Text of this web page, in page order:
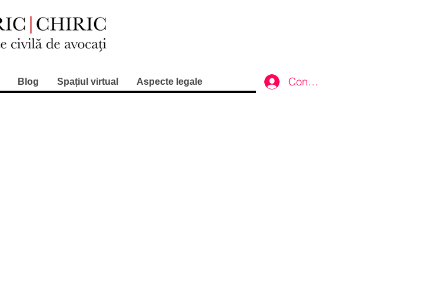
Blog Spațiul virtual Aspecte legale Conectează-te